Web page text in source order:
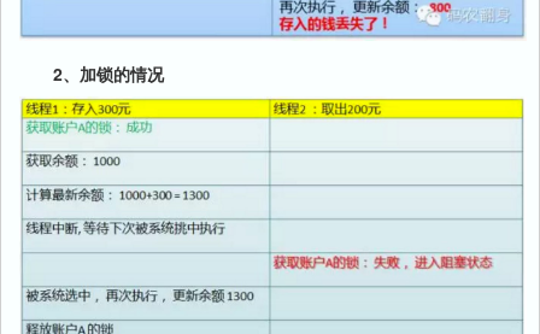
2、加锁的情况